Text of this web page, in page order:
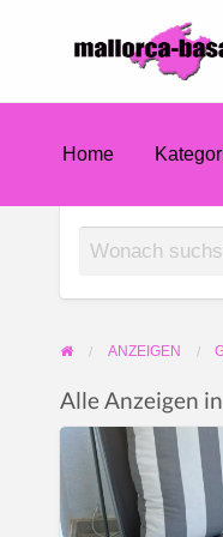
Home
ANZEIGEN
Alle Anzeigen
Outdoor
Sessel